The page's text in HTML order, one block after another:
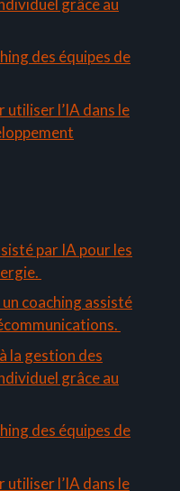
des équipes de
l’IA dans le
par IA pour les
coaching assisté
la gestion des
grâce au
des équipes de
l’IA dans le